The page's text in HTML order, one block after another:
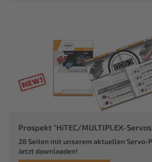
Prospekt "HiTEC/MULTIPLEX-
28 Seiten mit unserem aktuellen Servo-
Jetzt downloaden!